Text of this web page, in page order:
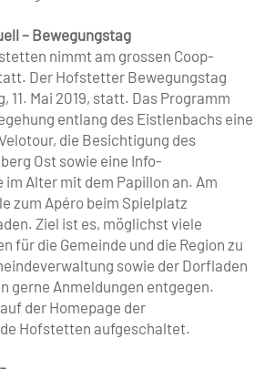
– Bewegungstag
nimmt am grossen Coop-
Der Hof­stetter Bewegungstag
11. Mai 2019, statt. Das Programm
entlang des Eistlenbachs eine
die Besichtigung des
Ost sowie eine Info-
Alter mit dem Papillon an. Am
zum Apéro beim Spielplatz
Ziel ist es, möglichst viele
für die Gemeinde und die Region zu
sowie der Dorfladen
gerne Anmeldungen entgegen.
der Homepage der
Hofstetten aufgeschaltet.